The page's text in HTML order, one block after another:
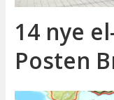
14 nye
Posten